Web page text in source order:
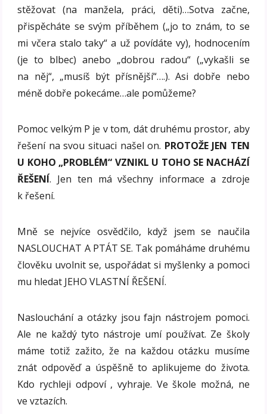
stěžovat (na manžela, práci, děti)…Sotva začne,
přispěcháte se svým příběhem („jo to znám, to se
mi včera stalo taky“ a už povídáte vy), hodnocením
(je to blbec) anebo „dobrou radou“ („vykašli se
na něj“, „musíš být přísnější“….). Asi dobře nebo
méně dobře pokecáme…ale pomůžeme?
Pomoc velkým P je v tom, dát druhému prostor, aby
řešení na svou situaci našel on. PROTOŽE JEN TEN
U KOHO „PROBLÉM“ VZNIKL U TOHO SE NACHÁZÍ
ŘEŠENÍ. Jen ten má všechny informace a zdroje
k řešení.
Mně se nejvíce osvědčilo, když jsem se naučila
NASLOUCHAT A PTÁT SE. Tak pomáháme druhému
člověku uvolnit se, uspořádat si myšlenky a pomoci
mu hledat JEHO VLASTNÍ ŘEŠENÍ.
Naslouchání a otázky jsou fajn nástrojem pomoci.
Ale ne každý tyto nástroje umí používat. Ze školy
máme totiž zažito, že na každou otázku musíme
znát odpověď a úspěšně to aplikujeme do života.
Kdo rychleji odpoví , vyhraje. Ve škole možná, ne
ve vztazích.